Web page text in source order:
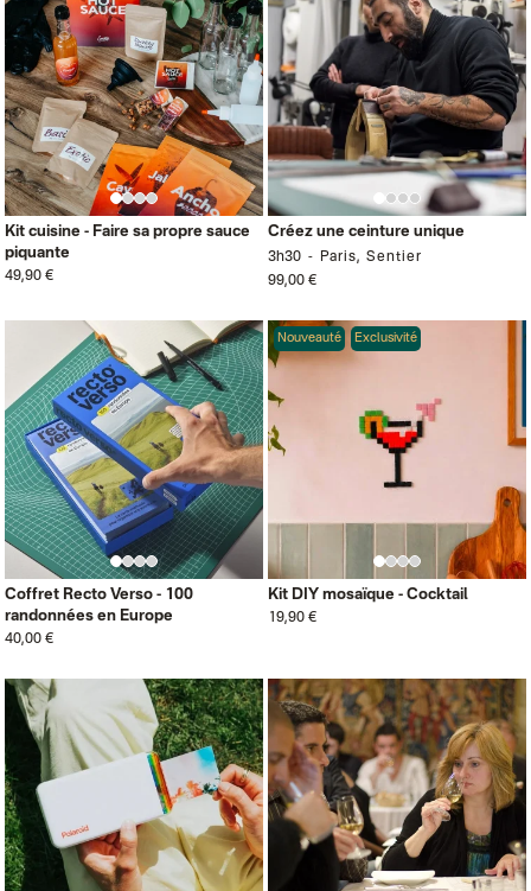
Kit cuisine - Faire sa propre sauce
piquante
49,90 €
Créez une ceinture unique
3h30
Paris, Sentier
99,00 €
Coffret Recto Verso - 100
randonnées en Europe
40,00 €
Nouveauté Exclusivité
Kit DIY mosaïque - Cocktail
19,90 €